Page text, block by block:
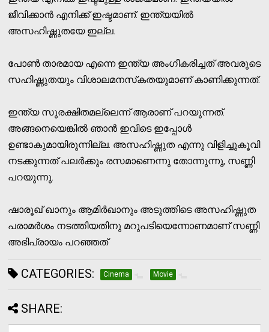
ജീവിക്കാന്‍ എനിക്ക് ഇഷ്ടമാണ്. ഇന്ത്യയില്‍
അസഹിഷ്ണുതയേ ഇല്ല.
പോണ്‍ താരമായ എന്നെ ഇന്ത്യ അംഗീകരിച്ചത് അവരുടെ
സഹിഷ്ണുതയും വിശാലമനസ്‌കതയുമാണ് കാണിക്കുന്നത്.
ഇന്ത്യ സുരക്ഷിതമല്ലെന്ന് ആരാണ് പറയുന്നത്.
അങ്ങനെയെങ്കില്‍ ഞാന്‍ ഇവിടെ ഇപ്പോള്‍
ഉണ്ടാകുമായിരുന്നില്ല. അസഹിഷ്ണുത എന്നു വിളിച്ചുകൂവി
നടക്കുന്നത് പലര്‍ക്കും രസമാണെന്നു തോന്നുന്നു, സണ്ണി
പറയുന്നു.
ഷാരൂഖ് ഖാനും ആമിര്‍ഖാനും അടുത്തിടെ അസഹിഷ്ണുത
പരാമര്‍ശം നടത്തിയതിനു മറുപടിയെന്നോണമാണ് സണ്ണി
അഭിപ്രായം പറഞ്ഞത്
CATEGORIES: Cinema Movie
SHARE: